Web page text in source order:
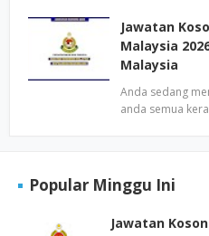
Jawatan
Malaysia
Malaysia
Anda sedang
anda semua
Popular Minggu Ini
Jawatan